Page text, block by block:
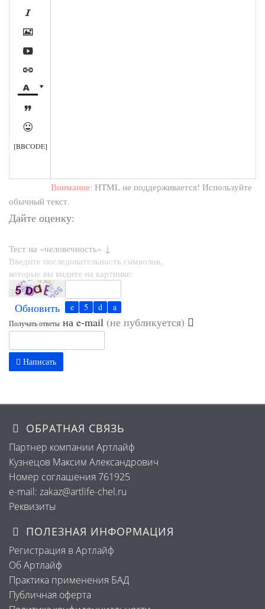








[BBCODE]
Внимание: HTML не поддерживается! Используйте
обычный текст.
Дайте оценку:
Тест на «человечность» ↓
Введите последовательность символов,
которые вы видите на картинке:
Обновить
Получать ответы на e-mail (не публикуется)
Написать
ОБРАТНАЯ СВЯЗЬ
Партнер компании Артлайф
Кузнецов Максим Александрович
Номер соглашения 761925
e-mail: zakaz@artlife-chel.ru
Реквизиты
ПОЛЕЗНАЯ ИНФОРМАЦИЯ
Регистрация в Артлайф
Об Артлайф
Практика применения БАД
Публичная оферта